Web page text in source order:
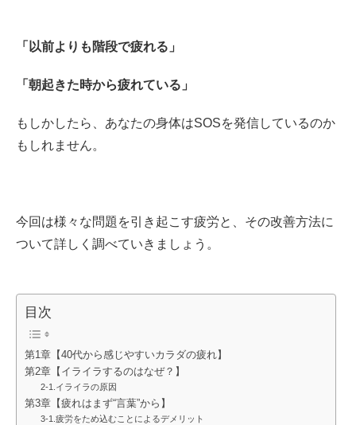
「以前よりも階段で疲れる」
「朝起きた時から疲れている」
もしかしたら、あなたの身体はSOSを発信しているのか
もしれません。
今回は様々な問題を引き起こす疲労と、その改善方法に
ついて詳しく調べていきましょう。
目次
第1章【40代から感じやすいカラダの疲れ】
第2章【イライラするのはなぜ？】
2-1.イライラの原因
第3章【疲れはまず“言葉”から】
3-1.疲労をため込むことによるデメリット